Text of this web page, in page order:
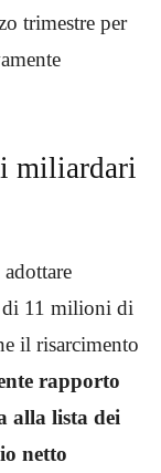
trimestre per
miliardari
di 11 milioni di
il risarcimento
rapporto
alla lista dei
netto